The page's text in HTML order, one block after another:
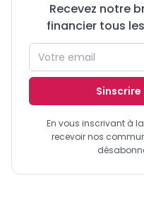
Recevez notre
financier tous
En vous inscrivant à
recevoir nos